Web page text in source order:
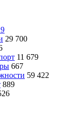
29 700
11 679
667
59 422
889